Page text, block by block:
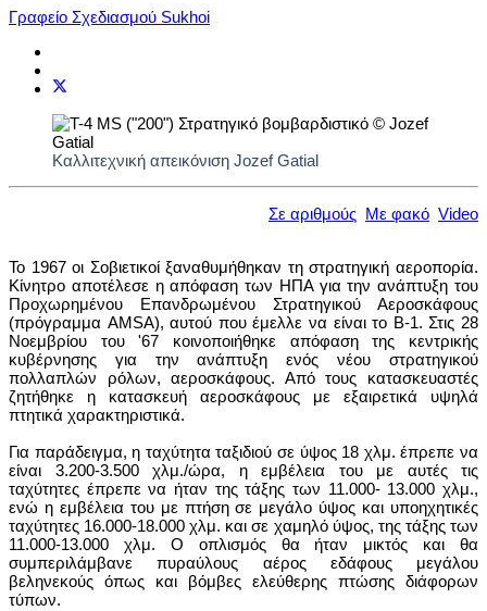
Γραφείο Σχεδιασμού Sukhoi
Καλλιτεχνική απεικόνιση Jozef Gatial
Σε αριθμούς Με φακό Video
Το 1967 οι Σοβιετικοί ξαναθυμήθηκαν τη στρατηγική αεροπορία.
Κίνητρο αποτέλεσε η απόφαση των ΗΠΑ για την ανάπτυξη του
Προχωρημένου Επανδρωμένου Στρατηγικού Αεροσκάφους
(πρόγραμμα AMSA), αυτού που έμελλε να είναι το Β-1. Στις 28
Νοεμβρίου του '67 κοινοποιήθηκε απόφαση της κεντρικής
κυβέρνησης για την ανάπτυξη ενός νέου στρατηγικού
πολλαπλών ρόλων, αεροσκάφους. Από τους κατασκευαστές
ζητήθηκε η κατασκευή αεροσκάφους με εξαιρετικά υψηλά
πτητικά χαρακτηριστικά.
Για παράδειγμα, η ταχύτητα ταξιδιού σε ύψος 18 χλμ. έπρεπε να
είναι 3.200-3.500 χλμ./ώρα, η εμβέλεια του με αυτές τις
ταχύτητες έπρεπε να ήταν της τάξης των 11.000- 13.000 χλμ.,
ενώ η εμβέλεια του με πτήση σε μεγάλο ύψος και υποηχητικές
ταχύτητες 16.000-18.000 χλμ. και σε χαμηλό ύψος, της τάξης των
11.000-13.000 χλμ. Ο οπλισμός θα ήταν μικτός και θα
συμπεριλάμβανε πυραύλους αέρος εδάφους μεγάλου
βεληνεκούς όπως και βόμβες ελεύθερης πτώσης διάφορων
τύπων.